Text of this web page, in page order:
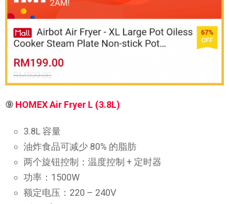
⑨ HOMEX Air Fryer L (3.8L)
3.8L 容量
油炸食品可减少 80% 的脂肪
两个旋钮控制：温度控制 + 定时器
功率：1500W
额定电压：220 – 240V